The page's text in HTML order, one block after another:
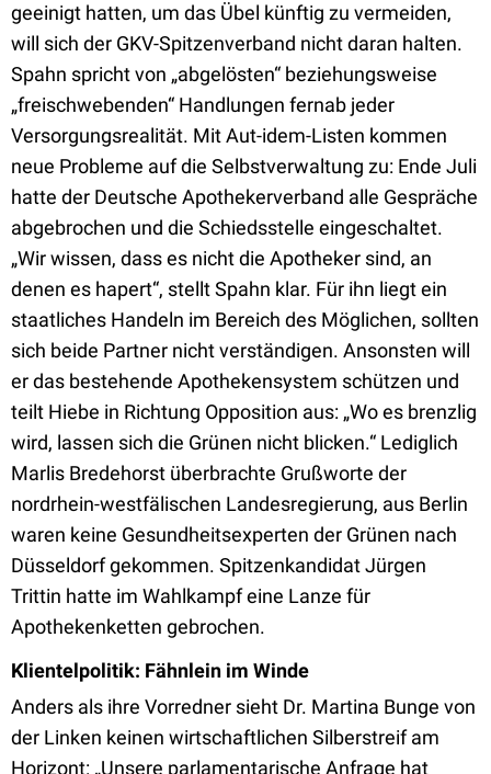
geeinigt hatten, um das Übel künftig zu vermeiden,
will sich der GKV-Spitzenverband nicht daran halten.
Spahn spricht von „abgelösten“ beziehungsweise
„freischwebenden“ Handlungen fernab jeder
Versorgungsrealität. Mit Aut-idem-Listen kommen
neue Probleme auf die Selbstverwaltung zu: Ende Juli
hatte der Deutsche Apothekerverband alle Gespräche
abgebrochen und die Schiedsstelle eingeschaltet.
„Wir wissen, dass es nicht die Apotheker sind, an
denen es hapert“, stellt Spahn klar. Für ihn liegt ein
staatliches Handeln im Bereich des Möglichen, sollten
sich beide Partner nicht verständigen. Ansonsten will
er das bestehende Apothekensystem schützen und
teilt Hiebe in Richtung Opposition aus: „Wo es brenzlig
wird, lassen sich die Grünen nicht blicken.“ Lediglich
Marlis Bredehorst überbrachte Grußworte der
nordrhein-westfälischen Landesregierung, aus Berlin
waren keine Gesundheitsexperten der Grünen nach
Düsseldorf gekommen. Spitzenkandidat Jürgen
Trittin hatte im Wahlkampf eine Lanze für
Apothekenketten gebrochen.
Klientelpolitik: Fähnlein im Winde
Anders als ihre Vorredner sieht Dr. Martina Bunge von
der Linken keinen wirtschaftlichen Silberstreif am
Horizont: „Unsere parlamentarische Anfrage hat